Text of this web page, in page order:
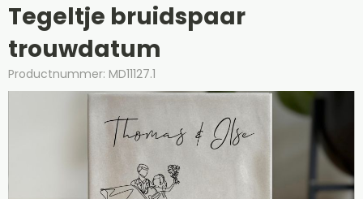
Tegeltje bruidspaar
trouwdatum
Productnummer: MD11127.1